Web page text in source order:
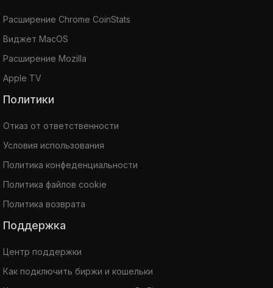
Расширение Chrome CoinStats
Виджет MacOS
Расширение Mozilla
Apple TV
Политики
Отказ от ответственности
Условия использования
Политика конфеденциальности
Политика файлов cookie
Политика возврата
Поддержка
Центр поддержки
Как подключить биржи и кошельки